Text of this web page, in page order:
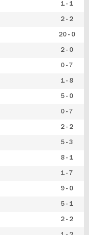
1 - 1
2 - 2
20 - 0
2 - 0
0 - 7
1 - 8
5 - 0
0 - 7
2 - 2
5 - 3
8 - 1
1 - 7
9 - 0
5 - 1
2 - 2